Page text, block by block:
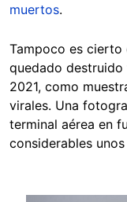
muertos.
Tampoco es cierto
quedado
2021, como
virales. Una
terminal aérea en
considerables